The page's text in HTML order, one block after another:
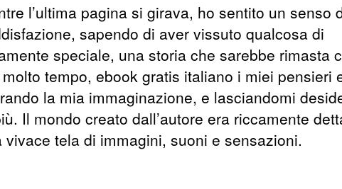
l’ultima pagina si girava, ho sentito un senso
sapendo di aver vissuto qualcosa di
speciale, una storia che sarebbe rimasta
tempo, ebook gratis italiano i miei pensieri
la mia immaginazione, e lasciandomi
Il mondo creato dall’autore era riccamente
vivace tela di immagini, suoni e sensazioni.